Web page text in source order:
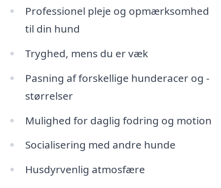
Professionel pleje og opmærksomhed
til din hund
Tryghed, mens du er væk
Pasning af forskellige hunderacer og -
størrelser
Mulighed for daglig fodring og motion
Socialisering med andre hunde
Husdyrvenlig atmosfære